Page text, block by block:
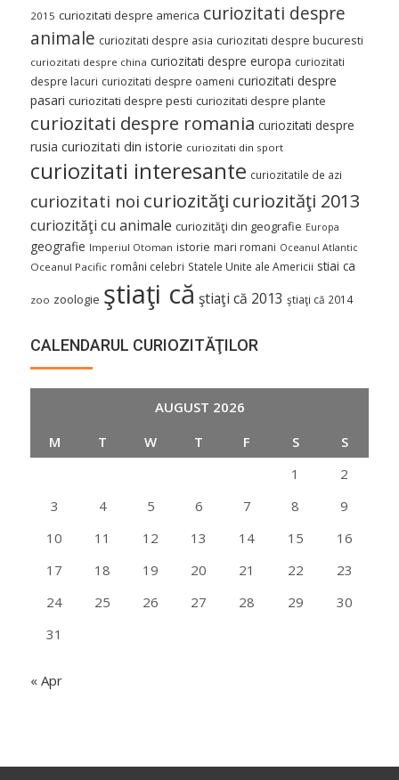
2015 curiozitati despre america curiozitati despre
animale curiozitati despre asia curiozitati despre bucuresti
curiozitati despre china curiozitati despre europa curiozitati
despre lacuri curiozitati despre oameni curiozitati despre
pasari curiozitati despre pesti curiozitati despre plante
curiozitati despre romania curiozitati despre
rusia curiozitati din istorie curiozitati din sport
curiozitati interesante curiozitatile de azi
curiozitati noi curiozităţi curiozităţi 2013
curiozităţi cu animale curiozităţi din geografie Europa
geografie Imperiul Otoman istorie mari romani Oceanul Atlantic
Oceanul Pacific români celebri Statele Unite ale Americii stiai ca
zoo zoologie ştiaţi că ştiaţi că 2013 ştiaţi că 2014
CALENDARUL CURIOZITĂŢILOR
AUGUST 2026
M
T W T F S
S
1
2
3
4 5 6 7 8
9
10
11 12 13 14 15
16
17
18 19 20 21 22
23
24
25 26 27 28 29
30
31
« Apr